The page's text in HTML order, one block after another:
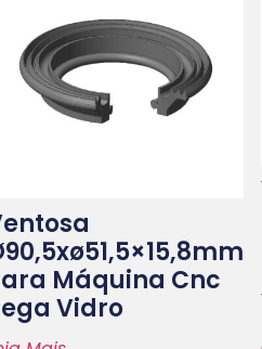
Máquina Cnc
Vidro